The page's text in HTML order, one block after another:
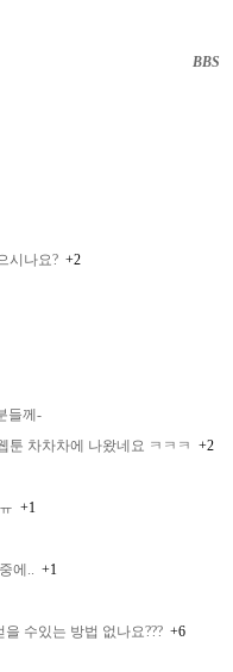
BBS
시나요? +2
들께-
툰 차차차에 나왔네요 ㅋㅋㅋ +2
+1
에.. +1
을 수있는 방법 없나요??? +6